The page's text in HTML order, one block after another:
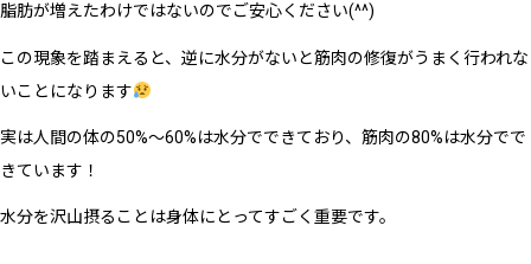
脂肪が増えたわけではないのでご安心ください(^^)
この現象を踏まえると、逆に水分がないと筋肉の修復がうまく行われな
いことになります
実は人間の体の50%〜60%は水分でできており、筋肉の80%は水分でで
きています！
水分を沢山摂ることは身体にとってすごく重要です。